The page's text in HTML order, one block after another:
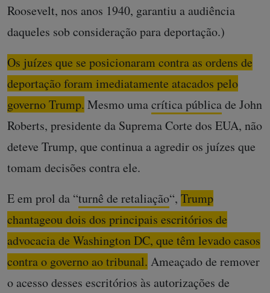
Roosevelt, nos anos 1940, garantiu a audiência
daqueles sob consideração para deportação.)
Os juízes que se posicionaram contra as ordens de
deportação foram imediatamente atacados pelo
governo Trump. Mesmo umacrítica públicade John
Roberts, presidente da Suprema Corte dos EUA, não
deteve Trump, que continua a agredir os juízes que
tomam decisões contra ele.
E em prol da “turnê de retaliação“, Trump
chantageou dois dos principais escritórios de
advocacia de Washington DC, que têm levado casos
contra o governo ao tribunal. Ameaçado de remover
o acesso desses escritórios às autorizações de